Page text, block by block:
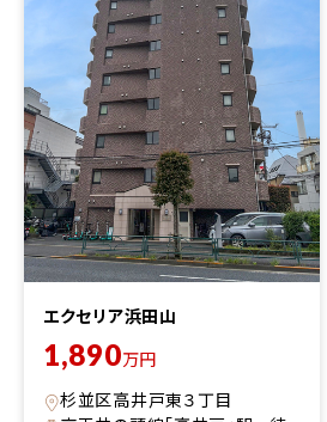
エクセリア浜田山
1,890万円
杉並区高井戸東３丁目